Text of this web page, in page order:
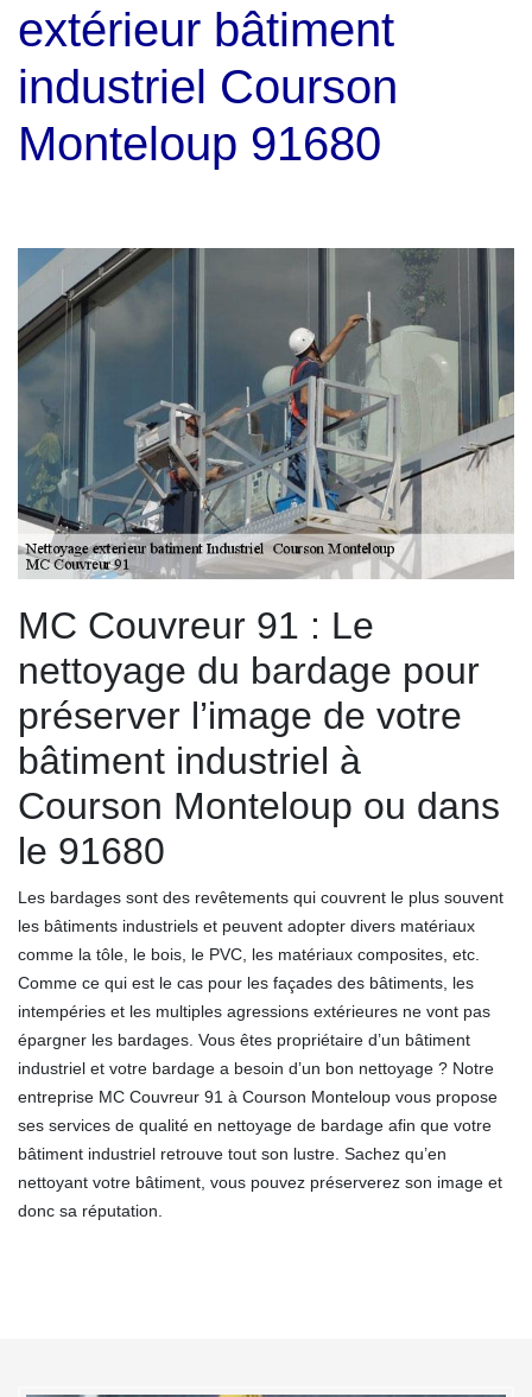
extérieur bâtiment
industriel Courson
Monteloup 91680
MC Couvreur 91 : Le
nettoyage du bardage pour
préserver l’image de votre
bâtiment industriel à
Courson Monteloup ou dans
le 91680
Les bardages sont des revêtements qui couvrent le plus souvent
les bâtiments industriels et peuvent adopter divers matériaux
comme la tôle, le bois, le PVC, les matériaux composites, etc.
Comme ce qui est le cas pour les façades des bâtiments, les
intempéries et les multiples agressions extérieures ne vont pas
épargner les bardages. Vous êtes propriétaire d’un bâtiment
industriel et votre bardage a besoin d’un bon nettoyage ? Notre
entreprise MC Couvreur 91 à Courson Monteloup vous propose
ses services de qualité en nettoyage de bardage afin que votre
bâtiment industriel retrouve tout son lustre. Sachez qu’en
nettoyant votre bâtiment, vous pouvez préserverez son image et
donc sa réputation.